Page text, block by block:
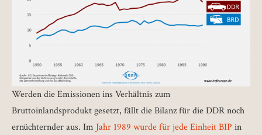
Werden die Emissionen ins Verhältnis zum
Bruttoinlandsprodukt gesetzt, fällt die Bilanz für die DDR noch
ernüchternder aus. Im Jahr 1989 wurde für jede Einheit BIP in